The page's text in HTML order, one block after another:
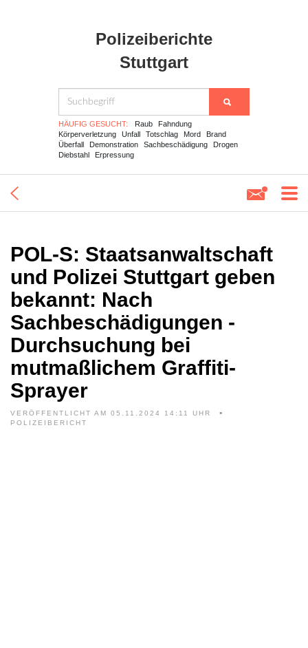
Polizeiberichte
Stuttgart
HÄUFIG GESUCHT: Raub
Fahndung
Körperverletzung
Unfall Totschlag Mord
Brand
Überfall
Demonstration Sachbeschädigung
Drogen
Diebstahl
Erpressung
POL-S: Staatsanwaltschaft
und Polizei Stuttgart geben
bekannt: Nach
Sachbeschädigungen -
Durchsuchung bei
mutmaßlichem Graffiti-
Sprayer
VERÖFFENTLICHT AM 05.11.2024 14:11 UHR
POLIZEIBERICHT